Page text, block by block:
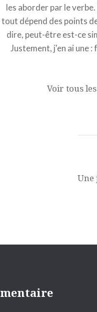
les aborder par le
tout dépend des points
dire, peut-être est-ce
Justement, j'en ai une
Voir tous
Une